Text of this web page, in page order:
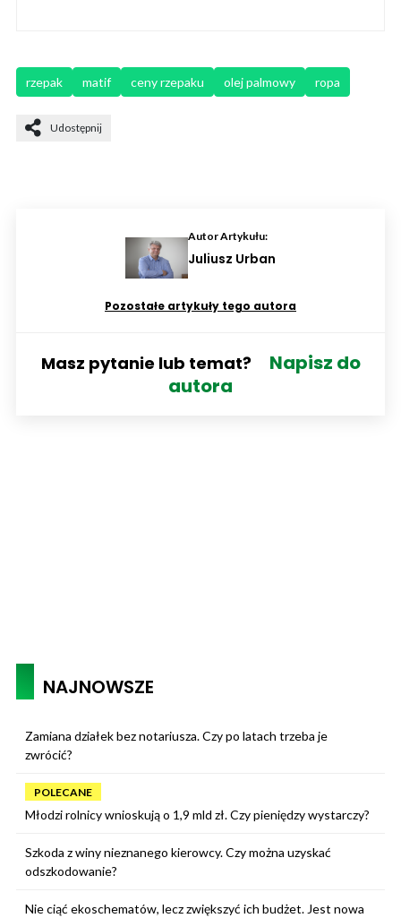
rzepak matif ceny rzepaku olej palmowy ropa
Udostępnij
Autor Artykułu:
Juliusz Urban
Pozostałe artykuły tego autora
Masz pytanie lub temat?
Napisz do
autora
NAJNOWSZE
Zamiana działek bez notariusza. Czy po latach trzeba je
zwrócić?
POLECANE
Młodzi rolnicy wnioskują o 1,9 mld zł. Czy pieniędzy wystarczy?
Szkoda z winy nieznanego kierowcy. Czy można uzyskać
odszkodowanie?
Nie ciąć ekoschematów, lecz zwiększyć ich budżet. Jest nowa